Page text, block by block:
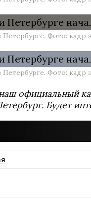
Фото: кадр
Фото: кадр
официальный
Будет